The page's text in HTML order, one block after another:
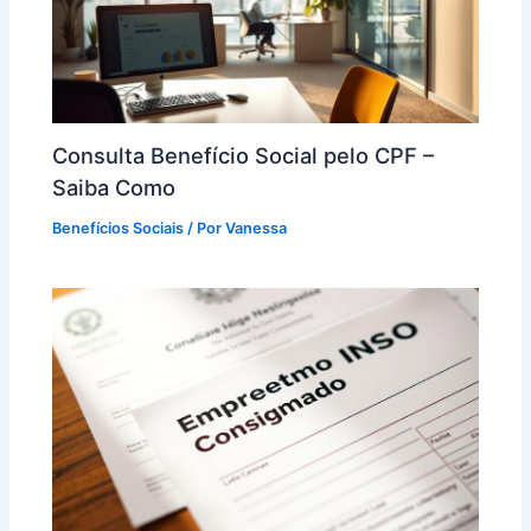
Consulta Benefício Social pelo CPF –
Saiba Como
Benefícios Sociais / PorVanessa